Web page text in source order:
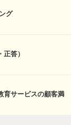
グ
答）
育サービスの顧客満